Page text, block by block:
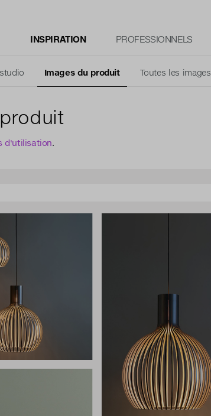
INSPIRATION PROFESSIONNELS
Images du produit Toutes les images
d'utilisation.